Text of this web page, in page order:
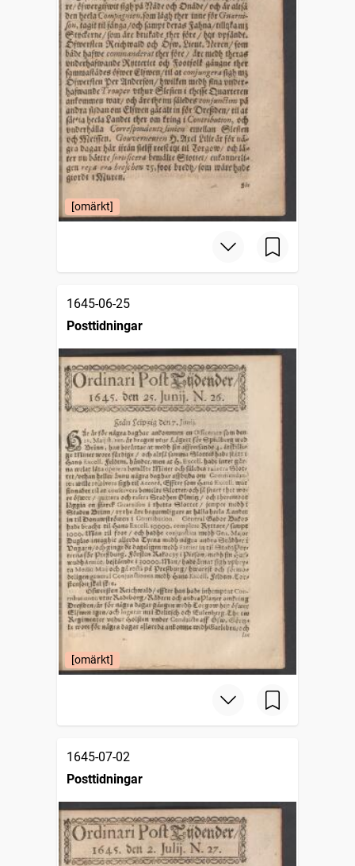
[omärkt]
1645-06-25
Posttidningar
[omärkt]
1645-07-02
Posttidningar